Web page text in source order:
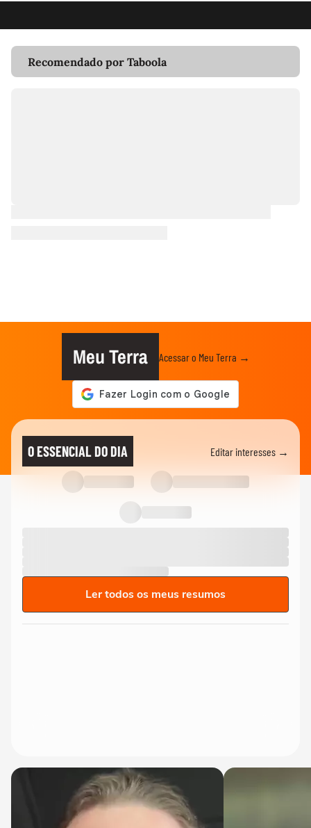
Recomendado por Taboola
Meu Terra Acessar o Meu Terra →
O ESSENCIAL DO DIA Editar interesses →
Ler todos os meus resumos